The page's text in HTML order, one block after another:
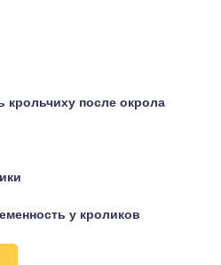
крольчиху после окрола
у кроликов